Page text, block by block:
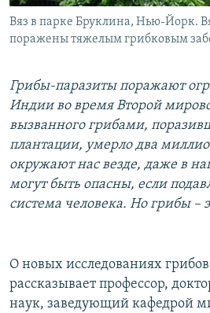
Все сайты РСЕ/РС
Вяз в парке Бруклина, Нью-Йорк.
поражены тяжелым грибковым
Грибы-паразиты поражают
Индии во время Второй
вызванного грибами,
плантации, умерло два
окружают нас везде, даже в
могут быть опасны, если
система человека. Но грибы –
О новых исследованиях
рассказывает профессор,
наук, заведующий кафедрой